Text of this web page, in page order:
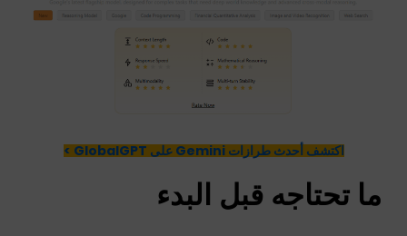
اكتشف أحدث طرازات Gemini على GlobalGPT >
ما تحتاجه قبل البدء